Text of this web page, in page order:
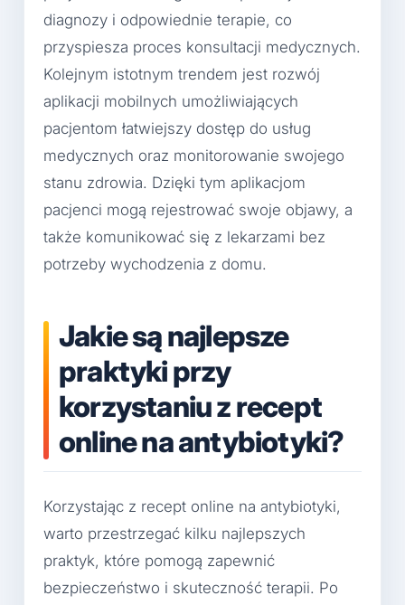
diagnozy i odpowiednie terapie, co
przyspiesza proces konsultacji medycznych.
Kolejnym istotnym trendem jest rozwój
aplikacji mobilnych umożliwiających
pacjentom łatwiejszy dostęp do usług
medycznych oraz monitorowanie swojego
stanu zdrowia. Dzięki tym aplikacjom
pacjenci mogą rejestrować swoje objawy, a
także komunikować się z lekarzami bez
potrzeby wychodzenia z domu.
Jakie są najlepsze
praktyki przy
korzystaniu z recept
online na antybiotyki?
Korzystając z recept online na antybiotyki,
warto przestrzegać kilku najlepszych
praktyk, które pomogą zapewnić
bezpieczeństwo i skuteczność terapii. Po